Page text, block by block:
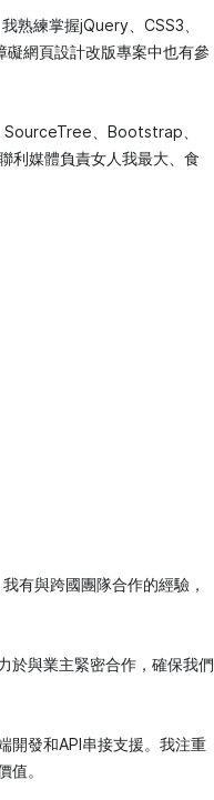
熟練掌握jQuery、CSS3、
網頁設計改版專案中也有參
、Bootstrap、
利媒體負責女人我最大、食
有與跨國團隊合作的經驗，
於與業主緊密合作，確保我們
開發和API串接支援。我注重
。